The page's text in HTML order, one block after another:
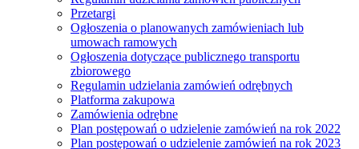
Przetargi
Ogłoszenia o planowanych zamówieniach lub
umowach ramowych
Ogłoszenia dotyczące publicznego transportu
zbiorowego
Regulamin udzielania zamówień odrębnych
Platforma zakupowa
Zamówienia odrębne
Plan postępowań o udzielenie zamówień na rok 2022
Plan postępowań o udzielenie zamówień na rok 2023